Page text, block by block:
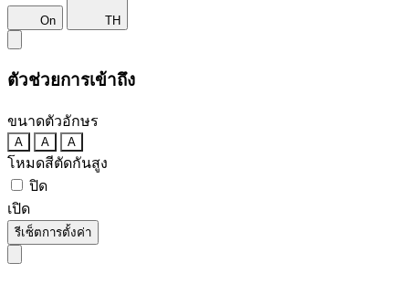
On TH
ตัวช่วยการเข้าถึง
ขนาดตัวอักษร
A A A
โหมดสีตัดกันสูง
ปิด
เปิด
รีเซ็ตการตั้งค่า